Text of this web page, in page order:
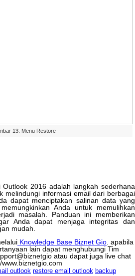
13. Menu Restore
Outlook 2016 adalah langkah sederhana
melindungi informasi email dari berbagai
dapat menciptakan salinan data yang
memungkinkan Anda untuk
memulihkan
masalah. Panduan ini
memberikan
Anda dapat menjaga integritas
dan
mudah.
Knowledge Base Biznet Gio. apabila
lain dapat menghubungi Tim
@biznetgio atau dapat juga live chat
/www.biznetgio.com
outlook restore email outlook backup